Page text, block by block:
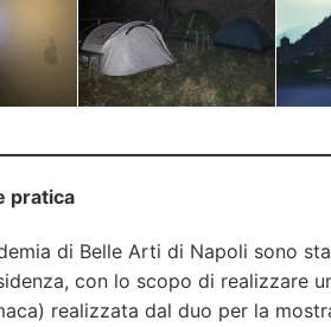
pratica
di Belle Arti di Napoli sono
con lo scopo di realizzare
realizzata dal duo per la